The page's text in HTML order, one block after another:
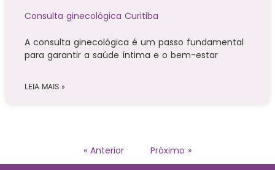
Consulta ginecológica Curitiba
A consulta ginecológica é um passo fundamental
para garantir a saúde íntima e o bem-estar
LEIA MAIS »
« Anterior Próximo »